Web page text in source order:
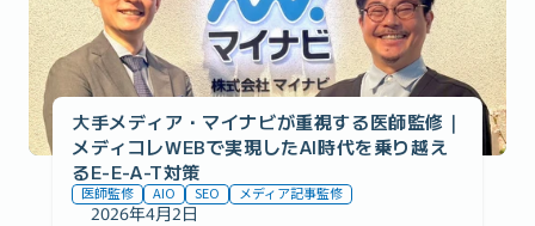
大手メディア・マイナビが重視する医師監修｜
メディコレWEBで実現したAI時代を乗り越え
るE-E-A-T対策
医師監修 AIO SEO メディア記事監修
2026年4月2日